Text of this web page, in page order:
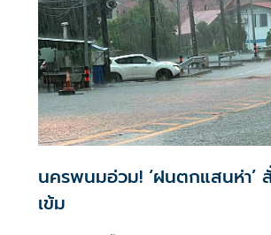
นครพนมอ่วม! ‘ฝนตกแสนห่า’ สั่ง14จว.ใต้
เข้ม